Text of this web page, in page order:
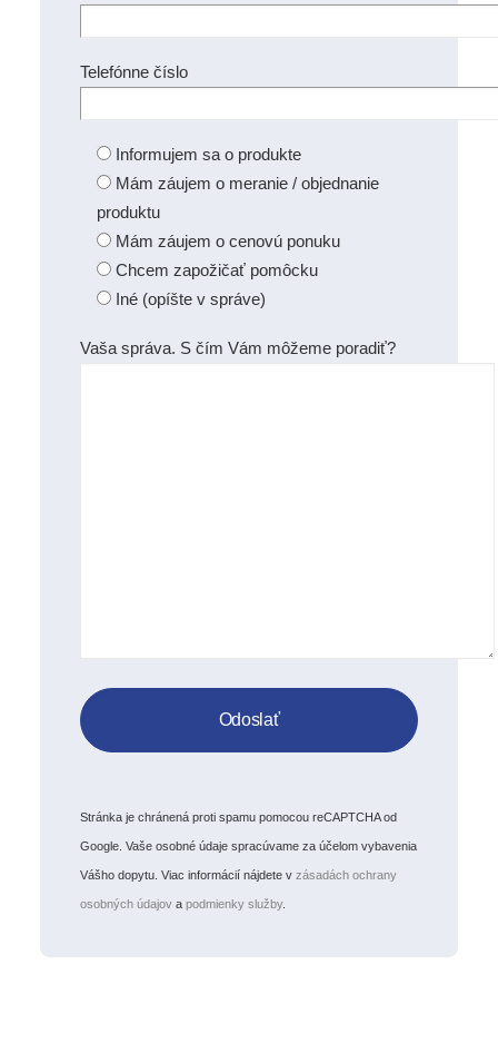
Telefónne číslo
Informujem sa o produkte
Mám záujem o meranie / objednanie
produktu
Mám záujem o cenovú ponuku
Chcem zapožičať pomôcku
Iné (opíšte v správe)
Vaša správa. S čím Vám môžeme poradiť?
Stránka je chránená proti spamu pomocou reCAPTCHA od
Google. Vaše osobné údaje spracúvame za účelom vybavenia
Vášho dopytu. Viac informácií nájdete v zásadách ochrany
osobných údajov a podmienky služby.